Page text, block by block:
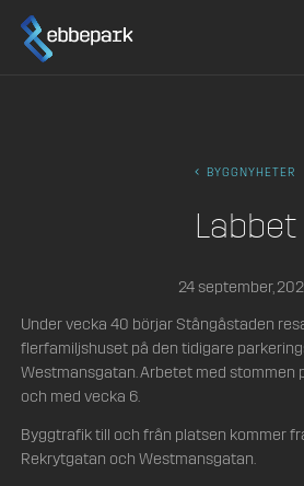
BYGGNYHETER
Labbet
24 september,
Under vecka 40 börjar Stångåstaden
flerfamiljshuset på den tidigare
Westmansgatan. Arbetet med stommen
och med vecka 6.
Byggtrafik till och från platsen kommer
Rekrytgatan och Westmansgatan.